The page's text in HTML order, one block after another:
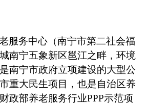
服务中心 （南宁市第二社会福
南宁五象新区邕江之畔，环境
南宁市政府立项建设的大型公
重大民生项目，也是自治区养
政部养老服务行业PPP示范项